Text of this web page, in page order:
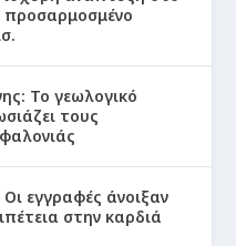
προσαρμοσμένο
Το γεωλογικό
τους
εγγραφές άνοιξαν
στην καρδιά